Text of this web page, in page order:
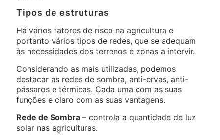
Tipos de estruturas
Há vários fatores de risco na agricultura e
portanto vários tipos de redes, que se adequam
às necessidades dos terrenos e zonas a intervir.
Considerando as mais utilizadas, podemos
destacar as redes de sombra, anti-ervas, anti-
pássaros e térmicas. Cada uma com as suas
funções e claro com as suas vantagens.
Rede de Sombra – controla a quantidade de luz
solar nas agriculturas.